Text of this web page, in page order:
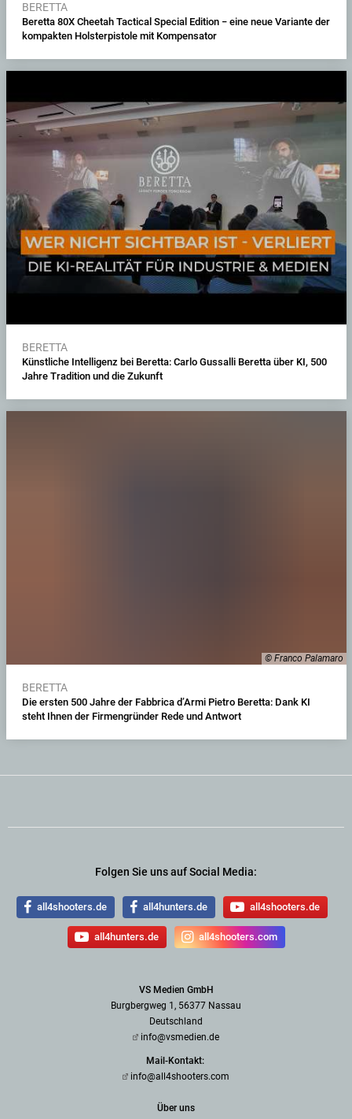
BERETTA
Beretta 80X Cheetah Tactical Special Edition − eine neue Variante der
kompakten Holsterpistole mit Kompensator
BERETTA
Künstliche Intelligenz bei Beretta: Carlo Gussalli Beretta über KI, 500
Jahre Tradition und die Zukunft
© Franco Palamaro
BERETTA
Die ersten 500 Jahre der Fabbrica d’Armi Pietro Beretta: Dank KI
steht Ihnen der Firmengründer Rede und Antwort
Folgen Sie uns auf Social Media:
all4shooters.de all4hunters.de all4shooters.de
all4hunters.de all4shooters.com
VS Medien GmbH
Burgbergweg 1, 56377 Nassau
Deutschland
info@vsmedien.de
Mail-Kontakt:
info@all4shooters.com
Über uns